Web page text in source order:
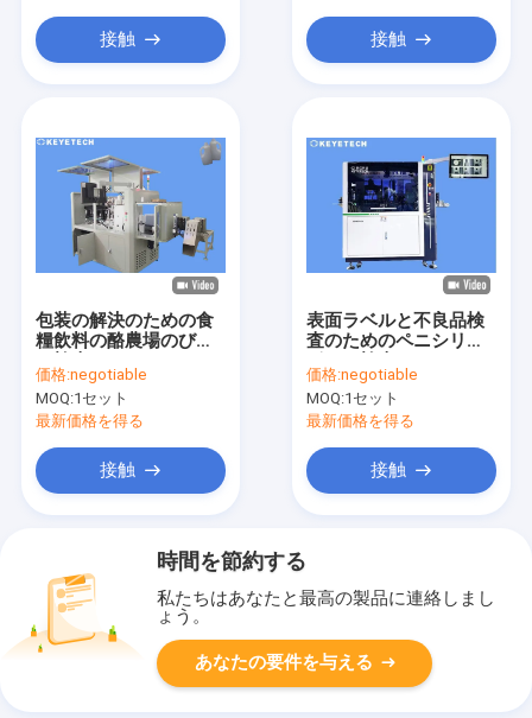
接触 接触
包装の解決のための食
糧飲料の酪農場のびん
価格:negotiable
MOQ:1セット
最新価格を得る
接触
表面ラベルと不良品検
査のためのペニシリン
価格:negotiable
MOQ:1セット
最新価格を得る
接触
時間を節約する
私たちはあなたと最高の製品に連絡しまし
ょう。
あなたの要件を与える